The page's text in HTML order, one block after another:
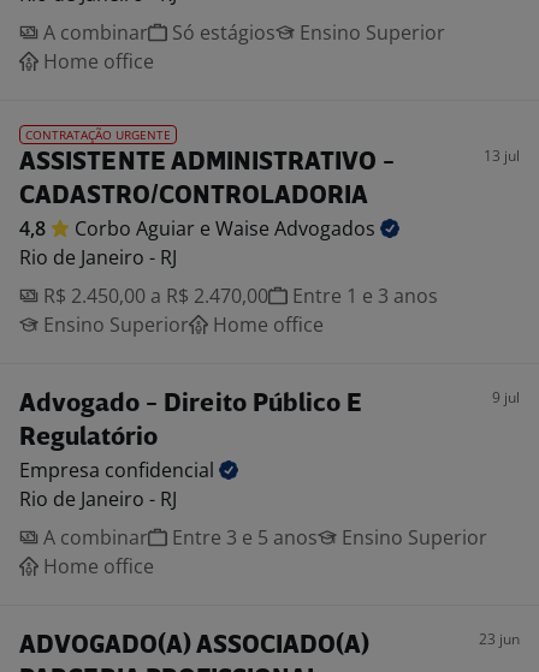
A combinar
Só estágios
Ensino Superior
Home office
CONTRATAÇÃO URGENTE
ASSISTENTE ADMINISTRATIVO -
CADASTRO/CONTROLADORIA
13 jul
4,8 Corbo Aguiar e Waise Advogados
Rio de Janeiro - RJ
R$ 2.450,00 a R$ 2.470,00
Entre 1 e 3 anos
Ensino Superior
Home office
Advogado - Direito Público E
Regulatório
9 jul
Empresa confidencial
Rio de Janeiro - RJ
A combinar
Entre 3 e 5 anos
Ensino Superior
Home office
ADVOGADO(A) ASSOCIADO(A)
23 jun